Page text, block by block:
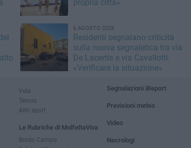
propria città»
6 AGOSTO 2026
Residenti segnalano criticità
sulla nuova segnaletica tra via
De Lacertis e via Cavallotti:
«Verificare la situazione»
Vela
Tennis
Altri sport
Le Rubriche di MolfettaViva
Bordo Campo
Segnalazioni iReport
Previsioni meteo
Video
Necrologi